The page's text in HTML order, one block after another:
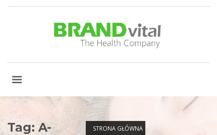
STRONA GŁÓWNA
Tag: A-